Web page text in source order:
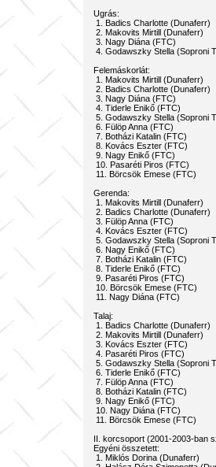
Ugrás:
1. Badics Charlotte (Dunaferr)
2. Makovits Mirtill (Dunaferr)
3. Nagy Diána (FTC)
4. Godawszky Stella (Soproni
Felemáskorlát:
1. Makovits Mirtill (Dunaferr)
2. Badics Charlotte (Dunaferr)
3. Nagy Diána (FTC)
4. Tiderle Enikő (FTC)
5. Godawszky Stella (Soproni
6. Fülöp Anna (FTC)
7. Botházi Katalin (FTC)
8. Kovács Eszter (FTC)
9. Nagy Enikő (FTC)
10. Pasaréti Piros (FTC)
11. Börcsök Emese (FTC)
Gerenda:
1. Makovits Mirtill (Dunaferr)
2. Badics Charlotte (Dunaferr)
3. Fülöp Anna (FTC)
4. Kovács Eszter (FTC)
5. Godawszky Stella (Soproni
6. Nagy Enikő (FTC)
7. Botházi Katalin (FTC)
8. Tiderle Enikő (FTC)
9. Pasaréti Piros (FTC)
10. Börcsök Emese (FTC)
11. Nagy Diána (FTC)
Talaj:
1. Badics Charlotte (Dunaferr)
2. Makovits Mirtill (Dunaferr)
3. Kovács Eszter (FTC)
4. Pasaréti Piros (FTC)
5. Godawszky Stella (Soproni
6. Tiderle Enikő (FTC)
7. Fülöp Anna (FTC)
8. Botházi Katalin (FTC)
9. Nagy Enikő (FTC)
10. Nagy Diána (FTC)
11. Börcsök Emese (FTC)
II. korcsoport (2001-2003-ban
Egyéni összetett:
1. Miklós Dorina (Dunaferr)